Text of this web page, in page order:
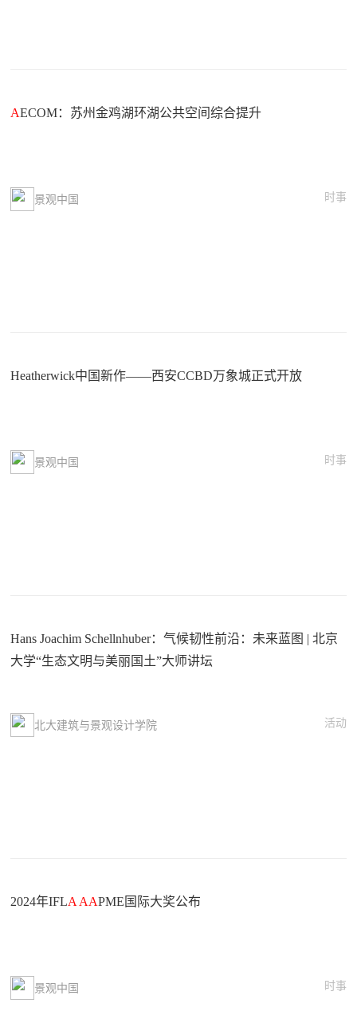
AECOM：苏州金鸡湖环湖公共空间综合提升
景观中国 时事
Heatherwick中国新作——西安CCBD万象城正式开放
景观中国 时事
Hans Joachim Schellnhuber：气候韧性前沿：未来蓝图 | 北京
大学“生态文明与美丽国土”大师讲坛
北大建筑与景观设计学院 活动
2024年IFLA AAPME国际大奖公布
景观中国 时事